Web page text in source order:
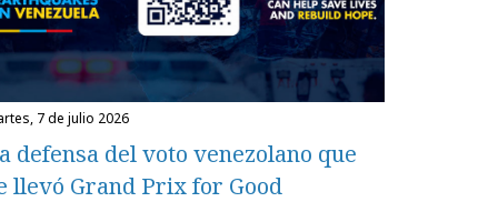
7 de julio 2026
defensa del voto venezolano que
llevó Grand Prix for Good